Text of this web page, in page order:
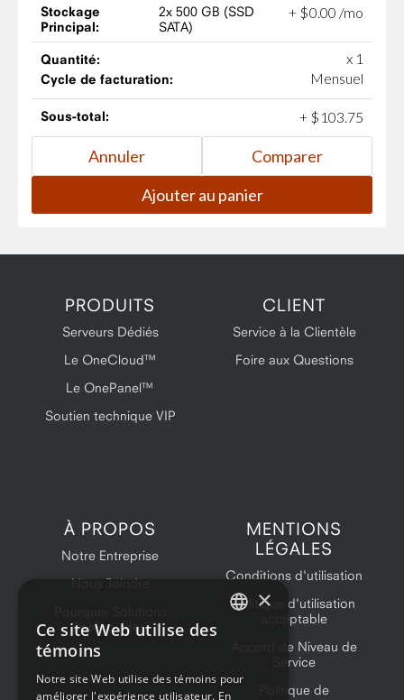
Stockage
Principal:
2x 500 GB (SSD
SATA)
+ $0.00 /mo
Quantité: x 1
Cycle de facturation: Mensuel
Sous-total: + $ 103.75
PRODUITS
Serveurs Dédiés
Le OneCloud™
Le OnePanel™
Soutien technique VIP
CLIENT
Service à la Clientèle
Foire aux Questions
À PROPOS
Notre Entreprise
Nous Joindre
OneProvider?
MENTIONS
LÉGALES
Conditions d'utilisation
Politique d'utilisation
acceptable
Accord de Niveau de
Service
Politique de
×
Ce site Web utilise des
témoins
Notre site Web utilise des témoins pour
améliorer l'expérience utilisateur. En